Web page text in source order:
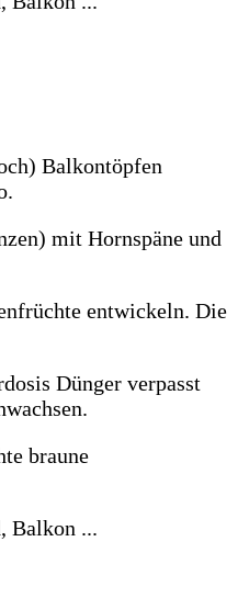
Balkontöpfen
mit Hornspäne und
entwickeln. Die
Dünger verpasst
braune